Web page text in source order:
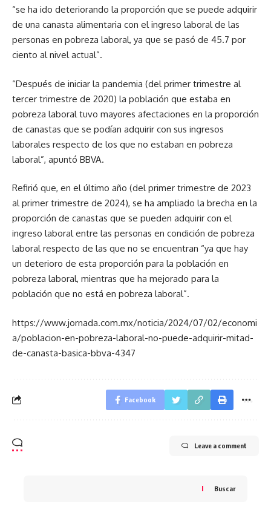
“se ha ido deteriorando la proporción que se puede adquirir
de una canasta alimentaria con el ingreso laboral de las
personas en pobreza laboral, ya que se pasó de 45.7 por
ciento al nivel actual”.
“Después de iniciar la pandemia (del primer trimestre al
tercer trimestre de 2020) la población que estaba en
pobreza laboral tuvo mayores afectaciones en la proporción
de canastas que se podían adquirir con sus ingresos
laborales respecto de los que no estaban en pobreza
laboral”, apuntó BBVA.
Refirió que, en el último año (del primer trimestre de 2023
al primer trimestre de 2024), se ha ampliado la brecha en la
proporción de canastas que se pueden adquirir con el
ingreso laboral entre las personas en condición de pobreza
laboral respecto de las que no se encuentran “ya que hay
un deterioro de esta proporción para la población en
pobreza laboral, mientras que ha mejorado para la
población que no está en pobreza laboral”.
https://www.jornada.com.mx/noticia/2024/07/02/economi
a/poblacion-en-pobreza-laboral-no-puede-adquirir-mitad-
de-canasta-basica-bbva-4347
Facebook
Leave a comment
Buscar